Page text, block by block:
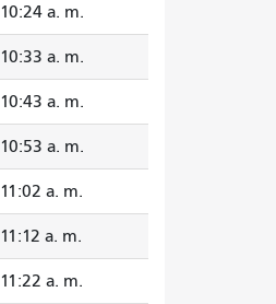
10:24 a. m.
10:33 a. m.
10:43 a. m.
10:53 a. m.
11:02 a. m.
11:12 a. m.
11:22 a. m.